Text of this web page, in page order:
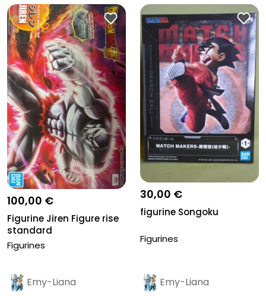
100,00 €
Figurine Jiren Figure rise
standard
Figurines
30,00 €
figurine Songoku
Figurines
Emy-Liana Emy-Liana